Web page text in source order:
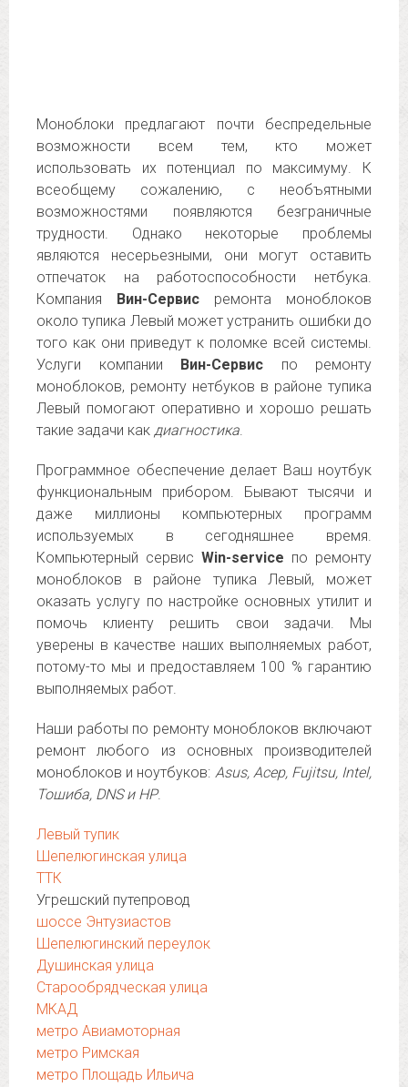
Моноблоки предлагают почти беспредельные
возможности всем тем, кто может
использовать их потенциал по максимуму. К
всеобщему сожалению, с необъятными
возможностями появляются безграничные
трудности. Однако некоторые проблемы
являются несерьезными, они могут оставить
отпечаток на работоспособности нетбука.
Компания Вин-Сервис ремонта моноблоков
около тупика Левый может устранить ошибки до
того как они приведут к поломке всей системы.
Услуги компании Вин-Сервис по ремонту
моноблоков, ремонту нетбуков в районе тупика
Левый помогают оперативно и хорошо решать
такие задачи как диагностика.
Программное обеспечение делает Ваш ноутбук
функциональным прибором. Бывают тысячи и
даже миллионы компьютерных программ
используемых в сегодняшнее время.
Компьютерный сервис Win-service по ремонту
моноблоков в районе тупика Левый, может
оказать услугу по настройке основных утилит и
помочь клиенту решить свои задачи. Мы
уверены в качестве наших выполняемых работ,
потому-то мы и предоставляем 100 % гарантию
выполняемых работ.
Наши работы по ремонту моноблоков включают
ремонт любого из основных производителей
моноблоков и ноутбуков: Asus, Асер, Fujitsu, Intel,
Тошиба, DNS и НР.
Левый тупик
Шепелюгинская улица
ТТК
Угрешский путепровод
шоссе Энтузиастов
Шепелюгинский переулок
Душинская улица
Старообрядческая улица
МКАД
метро Авиамоторная
метро Римская
метро Площадь Ильича